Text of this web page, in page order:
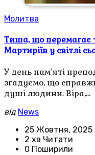
Молитва
Тиша, що перемагає
Мартиріїв у світлі
У день пам’яті
згадуємо, що
душі людини. Віра,…
від News
25 Жовтня, 2025
2 хв Читати
0 Поширили